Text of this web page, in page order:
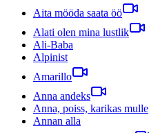
Aita mööda saata öö
Alati olen mina lustlik
Ali-Baba
Alpinist
Amarillo
Anna andeks
Anna, poiss, karikas mulle
Annan alla